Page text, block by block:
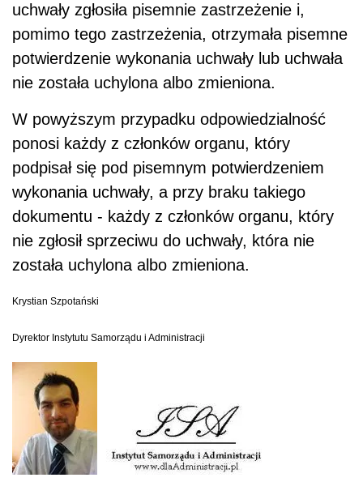
uchwały zgłosiła pisemnie zastrzeżenie i,
pomimo tego zastrzeżenia, otrzymała pisemne
potwierdzenie wykonania uchwały lub uchwała
nie została uchylona albo zmieniona.
W powyższym przypadku odpowiedzialność
ponosi każdy z członków organu, który
podpisał się pod pisemnym potwierdzeniem
wykonania uchwały, a przy braku takiego
dokumentu - każdy z członków organu, który
nie zgłosił sprzeciwu do uchwały, która nie
została uchylona albo zmieniona.
Krystian Szpotański
Dyrektor Instytutu Samorządu i Administracji